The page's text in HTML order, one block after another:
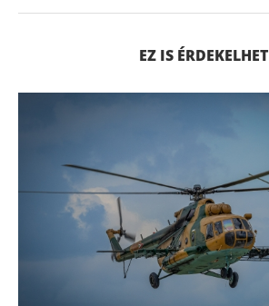
EZ IS ÉRDEKELHET